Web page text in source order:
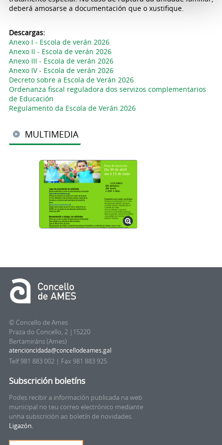
deberá amosarse a documentación que o xustifique.
Descargas:
Anexo I - Escola de verán 2026
Anexo II - Escola de verán 2026
Anexo III - Escola de verán 2026
Anexo IV - Escola de verán 2026
Decreto sobre a Escola de Verán 2026
Ordenanza fiscal reguladora dos servizos complementarios
de Educación
Regulamento da Escola de Verán 2026
MULTIMEDIA
© Concello de Ames
Praza do Concello, 2 |15220
Bertamiráns (Ames)
Telf 981 883 002 | Fax 981 883 925
Subscrición boletíns
Podes recibir a información publicada na web
municipal no teu correo electrónico mediante
unha subscrición ao boletín de novidades.
Ligazón.